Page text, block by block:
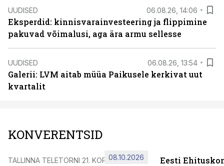
UUDISED 06.08.26, 14:06
Eksperdid: kinnisvarainvesteering ja flippimine
pakuvad võimalusi, aga ära armu sellesse
UUDISED 06.08.26, 13:54
Galerii: LVM aitab müüa Paikusele kerkivat uut
kvartalit
KONVERENTSID
TALLINNA TELETORNI 21. KORRUSEL
08.10.2026 Eesti